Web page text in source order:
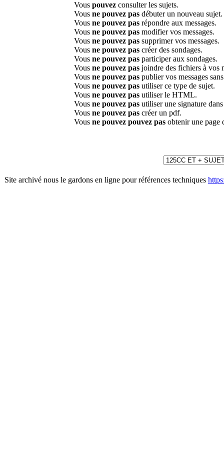
Vous pouvez consulter les sujets.
Vous ne pouvez pas débuter un nouveau sujet.
Vous ne pouvez pas répondre aux messages.
Vous ne pouvez pas modifier vos messages.
Vous ne pouvez pas supprimer vos messages.
Vous ne pouvez pas créer des sondages.
Vous ne pouvez pas participer aux sondages.
Vous ne pouvez pas joindre des fichiers à vos
Vous ne pouvez pas publier vos messages
Vous ne pouvez pas utiliser ce type de sujet.
Vous ne pouvez pas utiliser le HTML.
Vous ne pouvez pas utiliser une signature
Vous ne pouvez pas créer un pdf.
Vous ne pouvez pouvez pas obtenir une page
Site archivé nous le gardons en ligne pour références techniques